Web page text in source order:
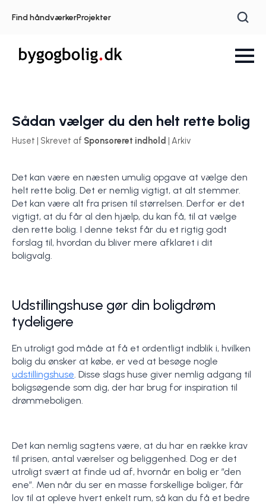
Find håndværkerProjekter
Sådan vælger du den helt rette bolig
Huset | Skrevet af Sponsoreret indhold | Arkiv
Det kan være en næsten umulig opgave at vælge den
helt rette bolig. Det er nemlig vigtigt, at alt stemmer.
Det kan være alt fra prisen til størrelsen. Derfor er det
vigtigt, at du får al den hjælp, du kan få, til at vælge
den rette bolig. I denne tekst får du et rigtig godt
forslag til, hvordan du bliver mere afklaret i dit
boligvalg.
Udstillingshuse gør din boligdrøm
tydeligere
En utroligt god måde at få et ordentligt indblik i, hvilken
bolig du ønsker at købe, er ved at besøge nogle
udstillingshuse. Disse slags huse giver nemlig adgang til
boligsøgende som dig, der har brug for inspiration til
drømmeboligen.
Det kan nemlig sagtens være, at du har en række krav
til prisen, antal værelser og beliggenhed. Dog er det
utroligt svært at finde ud af, hvornår en bolig er ”den
ene”. Men når du ser en masse forskellige boliger, får
lov til at opleve hvert enkelt rum, så kan du få et bedre